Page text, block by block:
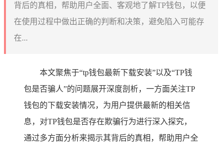
背后的真相，帮助用户全面、客观地了解TP钱包，以便
在使用过程中做出正确的判断和决策，避免陷入可能存
在...
本文聚焦于“tp钱包最新下载安装”以及“TP钱
包是否骗人”的问题展开深度剖析，一方面关注TP
钱包的下载安装情况，为用户提供最新的相关信
息，对TP钱包是否存在欺骗行为进行深入探究，
通过多方面分析来揭示其背后的真相，帮助用户全